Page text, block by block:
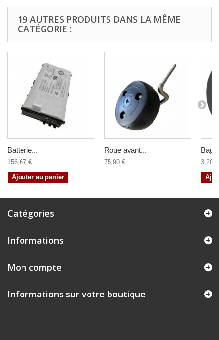
19 AUTRES PRODUITS DANS LA MÊME
CATÉGORIE :
Batterie...
156,67 €
Ajouter au panier
Roue avant...
75,90 €
3,20 €
Catégories
Informations
Mon compte
Informations sur votre boutique